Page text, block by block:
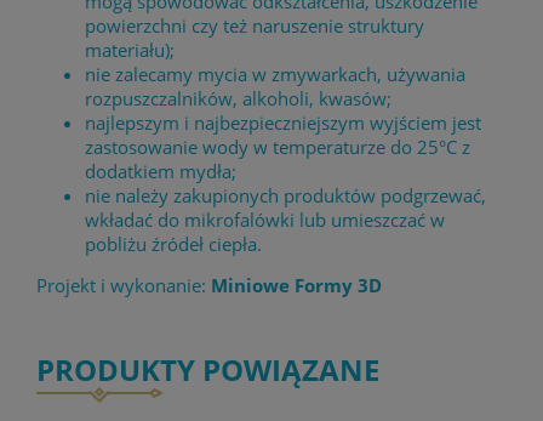
powierzchni czy też naruszenie struktury
materiału);
nie zalecamy mycia w zmywarkach, używania
rozpuszczalników, alkoholi, kwasów;
najlepszym i najbezpieczniejszym wyjściem jest
zastosowanie wody w temperaturze do 25°C z
dodatkiem mydła;
nie należy zakupionych produktów podgrzewać,
wkładać do mikrofalówki lub umieszczać w
pobliżu źródeł ciepła.
Projekt i wykonanie: Miniowe Formy 3D
PRODUKTY POWIĄZANE